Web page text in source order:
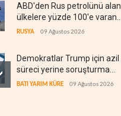
ABD'den Rus petrolünü alan
ülkelere yüzde 100'e varan
gümrük vergisi
RUSYA 09 Ağustos 2026
Demokratlar Trump için azil
süreci yerine soruşturma
hazırlıyor
BATI YARIM KÜRE 09 Ağustos 2026